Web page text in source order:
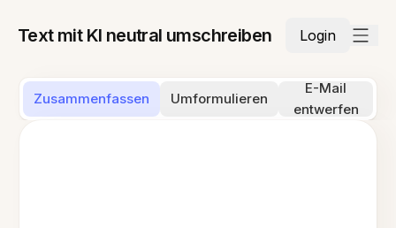
Text mit KI neutral umschreiben Login
Zusammenfassen Umformulieren
E-Mail
entwerfen